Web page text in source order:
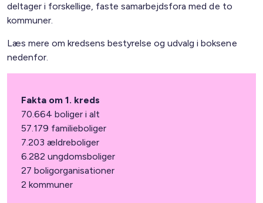
deltager i forskellige, faste samarbejdsfora med de to
kommuner.
Læs mere om kredsens bestyrelse og udvalg i boksene
nedenfor.
Fakta om 1. kreds
70.664 boliger i alt
57.179 familieboliger
7.203 ældreboliger
6.282 ungdomsboliger
27 boligorganisationer
2 kommuner